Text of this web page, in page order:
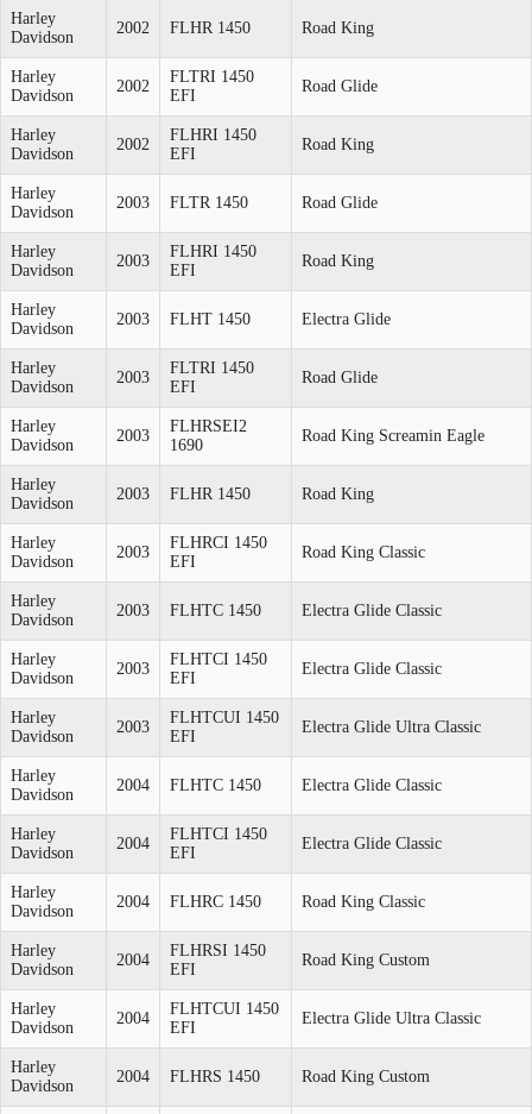
Harley
Davidson
2002 FLHR 1450 Road King
Harley
Davidson
2002
FLTRI 1450
EFI
Road Glide
Harley
Davidson
2002
FLHRI 1450
EFI
Road King
Harley
Davidson
2003 FLTR 1450 Road Glide
Harley
Davidson
2003
FLHRI 1450
EFI
Road King
Harley
Davidson
2003 FLHT 1450 Electra Glide
Harley
Davidson
2003
FLTRI 1450
EFI
Road Glide
Harley
Davidson
2003
FLHRSEI2
1690
Road King Screamin Eagle
Harley
Davidson
2003 FLHR 1450 Road King
Harley
Davidson
2003
FLHRCI 1450
EFI
Road King Classic
Harley
Davidson
2003 FLHTC 1450 Electra Glide Classic
Harley
Davidson
2003
FLHTCI 1450
EFI
Electra Glide Classic
Harley
Davidson
2003
FLHTCUI 1450
EFI
Electra Glide Ultra Classic
Harley
Davidson
2004 FLHTC 1450 Electra Glide Classic
Harley
Davidson
2004
FLHTCI 1450
EFI
Electra Glide Classic
Harley
Davidson
2004 FLHRC 1450 Road King Classic
Harley
Davidson
2004
FLHRSI 1450
EFI
Road King Custom
Harley
Davidson
2004
FLHTCUI 1450
EFI
Electra Glide Ultra Classic
Harley
Davidson
2004 FLHRS 1450 Road King Custom